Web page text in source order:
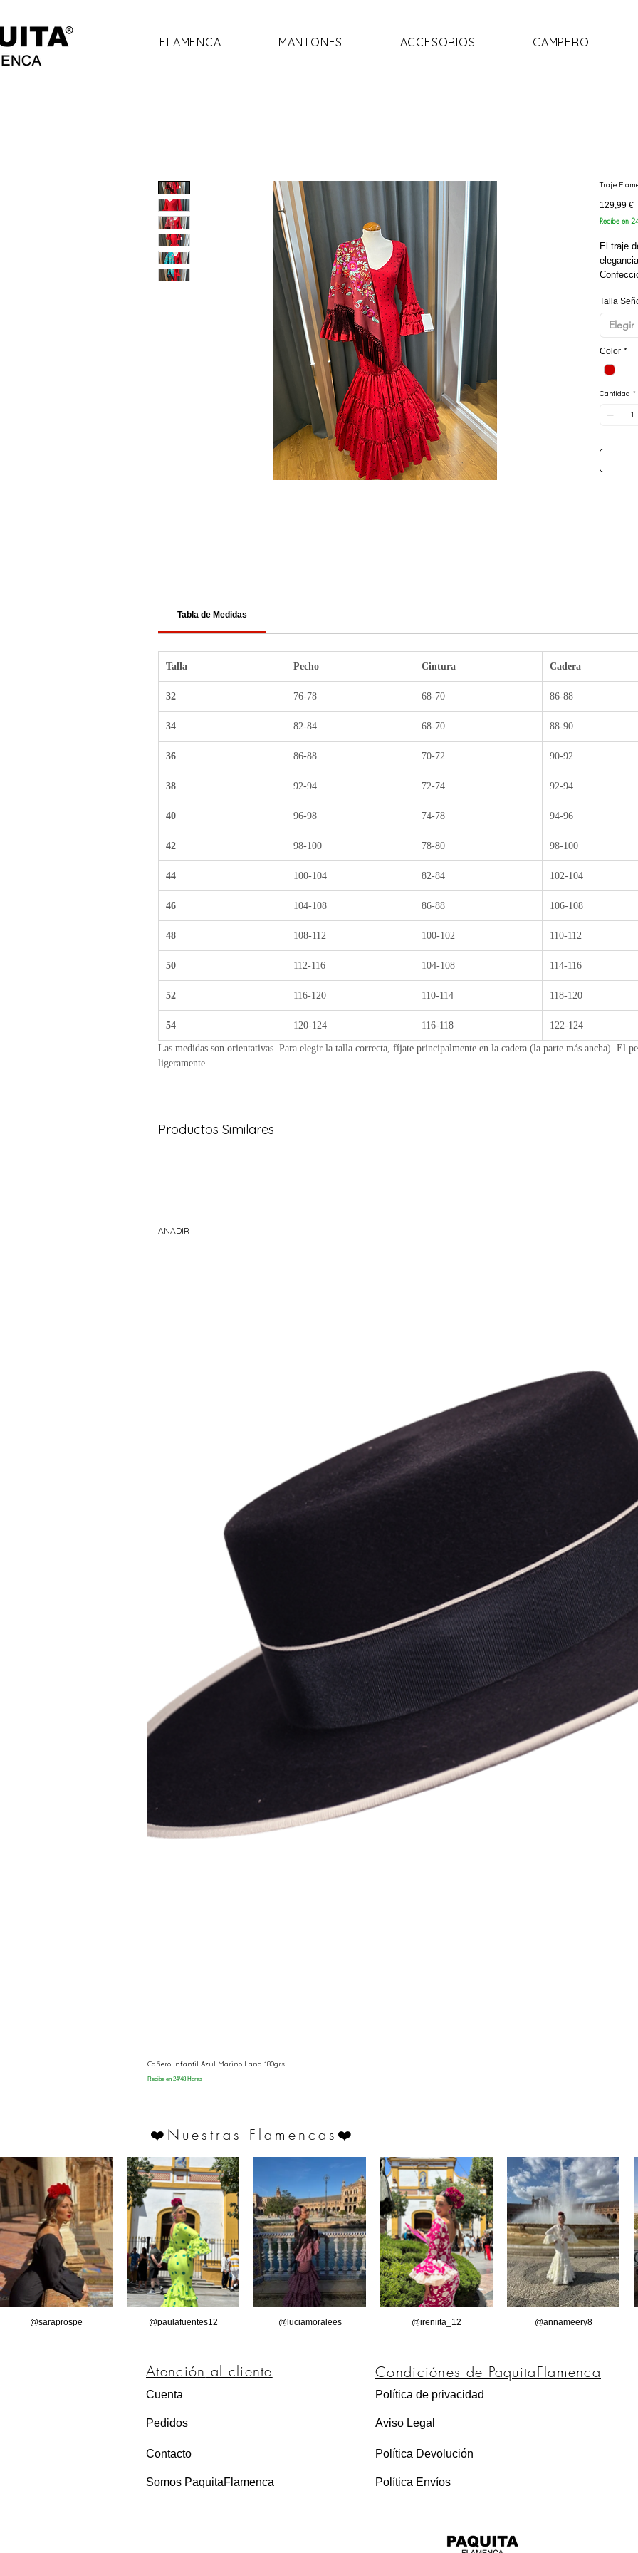
FLAMENCA MANTONES ACCESORIOS CAMPERO
Traje
129,99 €
Recibe en
El traje
muy
Cuenta
con
con
figura.
versátil
Talla
Elegir
Color *
Cantidad *
Tabla de Medidas
Talla Pecho Cintura Cadera
32 76-78 68-70 86-88
34 82-84 68-70 88-90
36 86-88 70-72 90-92
38 92-94 72-74 92-94
40 96-98 74-78 94-96
42 98-100 78-80 98-100
44 100-104 82-84 102-104
46 104-108 86-88 106-108
48 108-112 100-102 110-112
50 112-116 104-108 114-116
52 116-120 110-114 118-120
54 120-124 116-118 122-124
Las medidas son orientativas. Para elegir la talla correcta, fíjate principalmente en la cadera (la parte más ancha). El
ligeramente.
Productos Similares
AÑADIR
Cañero Infantil Azul Marino Lana 180grs
Recibe en 24/48 Horas
❤️ Nuestras Flamencas ❤️
@saraprospe @paulafuentes12 @luciamoralees @ireniita_12 @annameery8
Atención al cliente
Cuenta
Pedidos
Contacto
Somos PaquitaFlamenca
Condiciónes de PaquitaFlamenca
Política de privacidad
Aviso Legal
Política Devolución
Política Envíos